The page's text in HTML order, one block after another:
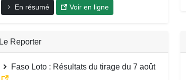
En résumé Voir en ligne
Le Reporter
Faso Loto : Résultats du tirage du 7 août